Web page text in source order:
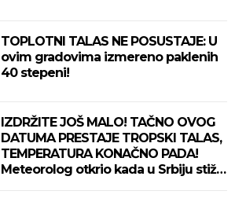
TOPLOTNI TALAS NE POSUSTAJE: U
ovim gradovima izmereno paklenih
40 stepeni!
IZDRŽITE JOŠ MALO! TAČNO OVOG
DATUMA PRESTAJE TROPSKI TALAS,
TEMPERATURA KONAČNO PADA!
Meteorolog otkrio kada u Srbiju stiže